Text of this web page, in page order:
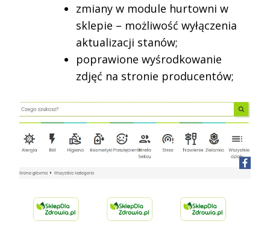
zmiany w module hurtowni w
sklepie – możliwość wyłączenia
aktualizacji stanów;
poprawione wyśrodkowanie
zdjęć na stronie producentów;